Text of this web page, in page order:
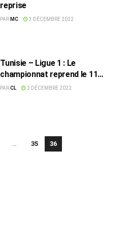
reprise
PAR MC 3 DÉCEMBRE 2022
Tunisie – Ligue 1 : Le
championnat reprend le 11
décembre
PARCL 2 DÉCEMBRE 2022
… 35 36